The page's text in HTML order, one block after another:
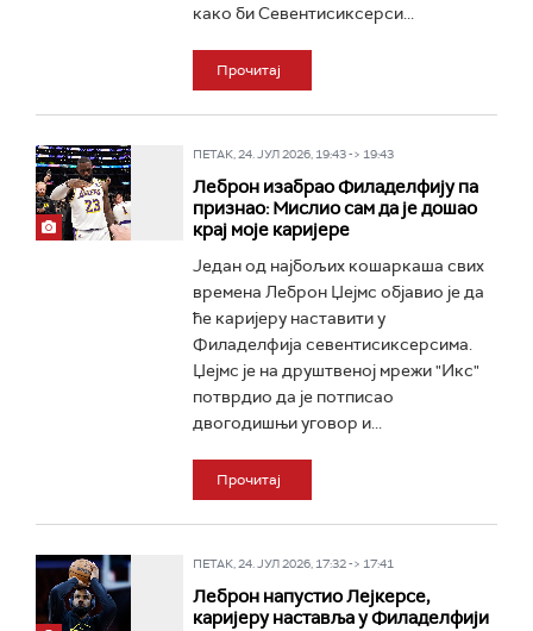
како би Севентисиксерси...
Прочитај
ПЕТАК, 24. ЈУЛ 2026, 19:43 -> 19:43
Леброн изабрао Филаделфију па
признао: Мислио сам да је дошао
крај моје каријере
Један од најбољих кошаркаша свих
времена Леброн Џејмс објавио је да
ће каријеру наставити у
Филаделфија севентисиксерсима.
Џејмс је на друштвеној мрежи "Икс"
потврдио да је потписао
двогодишњи уговор и...
Прочитај
ПЕТАК, 24. ЈУЛ 2026, 17:32 -> 17:41
Леброн напустио Лејкерсе,
каријеру наставља у Филаделфији